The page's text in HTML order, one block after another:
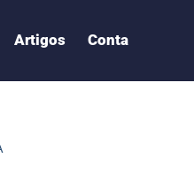
Artigos Conta